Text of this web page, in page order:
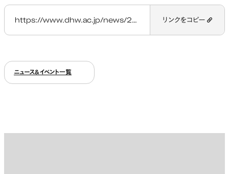
https://www.dhw.ac.jp/news/20260616-esoc2026/ リンクをコピー
ニュース&イベント一覧